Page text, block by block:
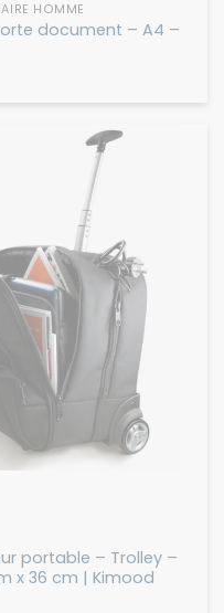
HOMME
document – A4 –
portable – Trolley –
x 36 cm | Kimood